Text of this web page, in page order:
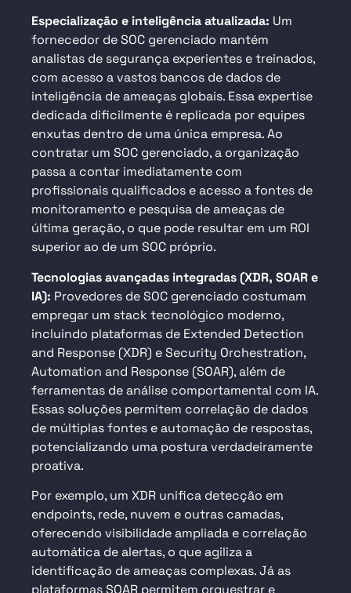
Especialização e inteligência atualizada: Um
fornecedor de SOC gerenciado mantém
analistas de segurança experientes e treinados,
com acesso a vastos bancos de dados de
inteligência de ameaças globais. Essa expertise
dedicada dificilmente é replicada por equipes
enxutas dentro de uma única empresa. Ao
contratar um SOC gerenciado, a organização
passa a contar imediatamente com
profissionais qualificados e acesso a fontes de
monitoramento e pesquisa de ameaças de
última geração, o que pode resultar em um ROI
superior ao de um SOC próprio.
Tecnologias avançadas integradas (XDR, SOAR e
IA): Provedores de SOC gerenciado costumam
empregar um stack tecnológico moderno,
incluindo plataformas de Extended Detection
and Response (XDR) e Security Orchestration,
Automation and Response (SOAR), além de
ferramentas de análise comportamental com IA.
Essas soluções permitem correlação de dados
de múltiplas fontes e automação de respostas,
potencializando uma postura verdadeiramente
proativa.
Por exemplo, um XDR unifica detecção em
endpoints, rede, nuvem e outras camadas,
oferecendo visibilidade ampliada e correlação
automática de alertas, o que agiliza a
identificação de ameaças complexas. Já as
plataformas SOAR permitem orquestrar e